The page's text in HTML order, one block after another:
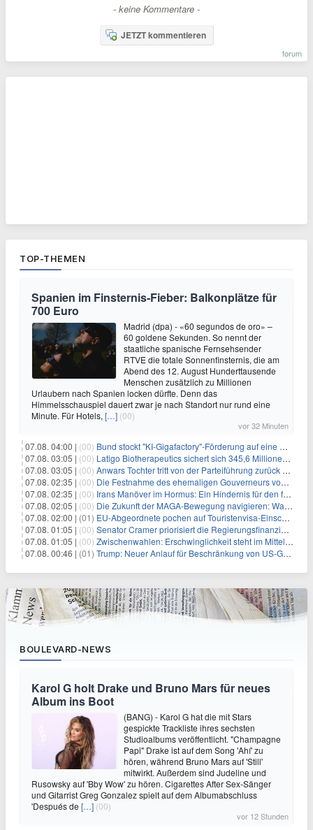
- keine Kommentare -
JETZT kommentieren
forum
TOP-THEMEN
Spanien im Finsternis-Fieber: Balkonplätze für
700 Euro
Madrid (dpa) - «60 segundos de oro» –
60 goldene Sekunden. So nennt der
staatliche spanische Fernsehsender
RTVE die totale Sonnenfinsternis, die am
Abend des 12. August Hunderttausende
Menschen zusätzlich zu Millionen
Urlaubern nach Spanien locken dürfte. Denn das
Himmelsschauspiel dauert zwar je nach Standort nur rund eine
Minute. Für Hotels, […] (00)
vor 32 Minuten
07.08. 04:00 | (00) Bund stockt "KI-Gigafactory"-Förderung auf eine Milliarde Euro auf
07.08. 03:05 | (00) Latigo Biotherapeutics sichert sich 345,6 Millionen Dollar in einer erhöhten IPO und ebnet den Weg für nicht-opioide Schmerztherapie
07.08. 03:05 | (00) Anwars Tochter tritt von der Parteiführung zurück und hebt politische Turbulenzen hervor
07.08. 02:35 | (00) Die Festnahme des ehemaligen Gouverneurs von Mexiko hebt die anhaltenden Herausforderungen in der Governance und im Geschäftsumfeld hervor
07.08. 02:35 | (00) Irans Manöver im Hormus: Ein Hindernis für den freien Handel und das Investorenvertrauen
07.08. 02:05 | (00) Die Zukunft der MAGA-Bewegung navigieren: Was steht für Investoren auf dem Spiel?
07.08. 02:00 | (01) EU-Abgeordnete pochen auf Touristenvisa-Einschränkungen für Russen
07.08. 01:05 | (00) Senator Cramer priorisiert die Regierungsfinanzierung angesichts des bevorstehenden Ferienbeginns
07.08. 01:05 | (00) Zwischenwahlen: Erschwinglichkeit steht im Mittelpunkt, während die Demokraten auf die Mehrheit im Repräsentantenhaus zielen
07.08. 00:46 | (01) Trump: Neuer Anlauf für Beschränkung von US-Geburtsrecht
BOULEVARD-NEWS
Karol G holt Drake und Bruno Mars für neues
Album ins Boot
(BANG) - Karol G hat die mit Stars
gespickte Trackliste ihres sechsten
Studioalbums veröffentlicht. "Champagne
Papi" Drake ist auf dem Song 'Ahí' zu
hören, während Bruno Mars auf 'Still'
mitwirkt. Außerdem sind Judeline und
Rusowsky auf 'Bby Wow' zu hören. Cigarettes After Sex-Sänger
und Gitarrist Greg Gonzalez spielt auf dem Albumabschluss
'Después de […] (00)
vor 12 Stunden